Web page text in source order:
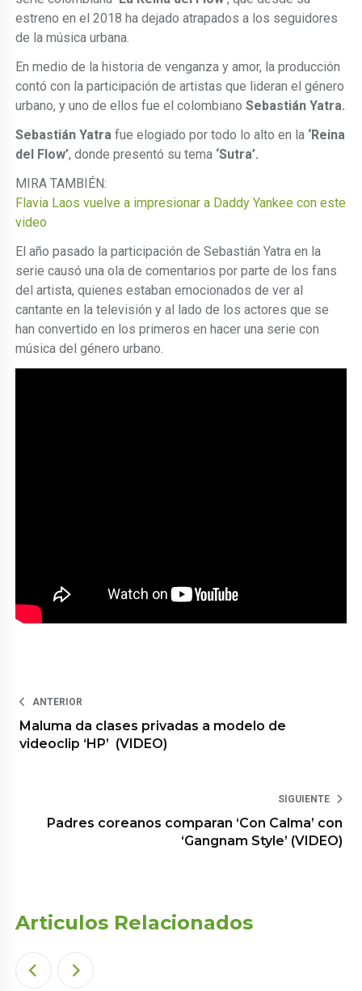
estreno en el 2018 ha dejado atrapados a los seguidores
de la música urbana.
En medio de la historia de venganza y amor, la producción
contó con la participación de artistas que lideran el género
urbano, y uno de ellos fue el colombianoSebastián Yatra.
Sebastián Yatra fue elogiado por todo lo alto en la ‘Reina
del Flow’, donde presentó su tema ‘Sutra’.
MIRA TAMBIÉN:
Flavia Laos vuelve a impresionar a Daddy Yankee con este
video
El año pasado la participación de Sebastián Yatra en la
serie causó una ola de comentarios por parte de los fans
del artista, quienes estaban emocionados de ver al
cantante en la televisión y al lado de los actores que se
han convertido en los primeros en hacer una serie con
música del género urbano.
ANTERIOR
Maluma da clases privadas a modelo de
videoclip ‘HP’ (VIDEO)
SIGUIENTE
Padres coreanos comparan ‘Con Calma’ con
‘Gangnam Style’ (VIDEO)
Articulos Relacionados